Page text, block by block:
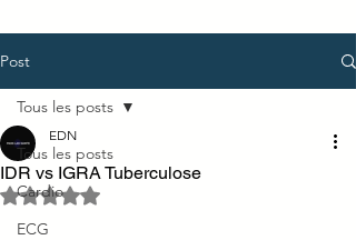
Post
Tous les posts
Cardio
ECG
Tous les posts
IDR vs IGRA Tuberculose
EDN
Noté NaN étoiles sur 5.